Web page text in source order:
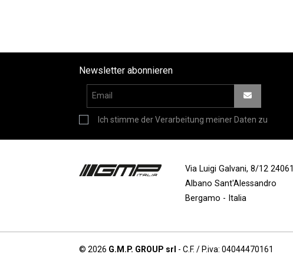
Newsletter abonnieren
Ich stimme der Verarbeitung meiner Daten zu
Via Luigi Galvani, 8/12 24061
Albano Sant'Alessandro
Bergamo - Italia
© 2026 G.M.P. GROUP srl - C.F. / P.iva: 04044470161